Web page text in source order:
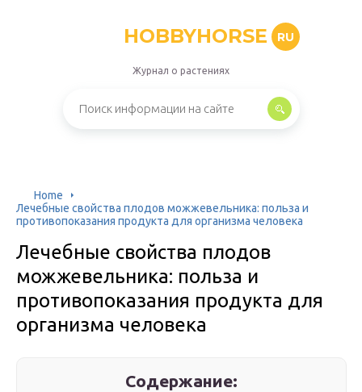
HOBBYHORSE RU
Журнал о растениях
Home
Лечебные свойства плодов можжевельника: польза и
противопоказания продукта для организма человека
Лечебные свойства плодов
можжевельника: польза и
противопоказания продукта для
организма человека
Содержание: